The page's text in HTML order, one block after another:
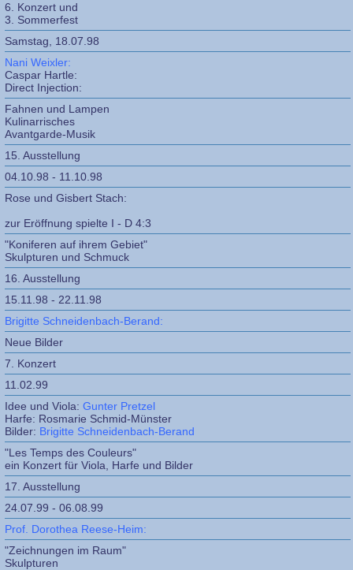
6. Konzert und
3. Sommerfest
Samstag, 18.07.98
Nani Weixler:
Caspar Hartle:
Direct Injection:
Fahnen und Lampen
Kulinarrisches
Avantgarde-Musik
15. Ausstellung
04.10.98 - 11.10.98
Rose und Gisbert Stach:
zur Eröffnung spielte I - D 4:3
"Koniferen auf ihrem Gebiet"
Skulpturen und Schmuck
16. Ausstellung
15.11.98 - 22.11.98
Brigitte Schneidenbach-Berand:
Neue Bilder
7. Konzert
11.02.99
Idee und Viola: Gunter Pretzel
Harfe: Rosmarie Schmid-Münster
Bilder: Brigitte Schneidenbach-Berand
"Les Temps des Couleurs"
ein Konzert für Viola, Harfe und Bilder
17. Ausstellung
24.07.99 - 06.08.99
Prof. Dorothea Reese-Heim:
"Zeichnungen im Raum"
Skulpturen